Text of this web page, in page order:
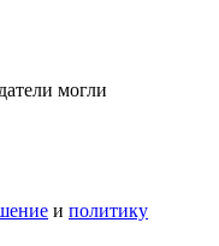
могли
и политику